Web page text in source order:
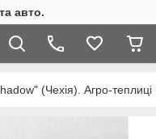
авто.
(Чехія). Агро-